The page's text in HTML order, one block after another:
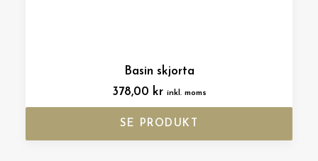
Basin skjorta
378,00 kr inkl. moms
SE PRODUKT